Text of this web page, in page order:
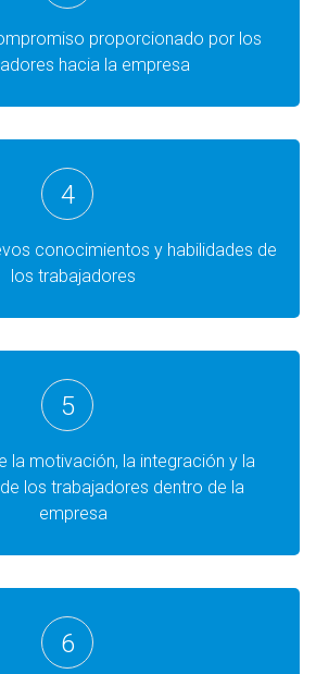
proporcionado por los
hacia la empresa
4
conocimientos y habilidades de
los trabajadores
5
la motivación, la integración y la
los trabajadores dentro de la
empresa
6